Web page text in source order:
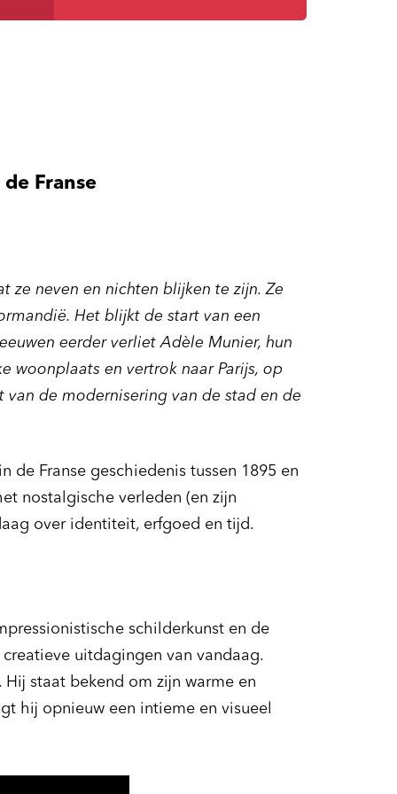
Franse
ze neven en nichten blijken te zijn. Ze
Het blijkt de start van een
eerder verliet Adèle Munier, hun
woonplaats en vertrok naar Parijs, op
de modernisering van de stad en de
de Franse geschiedenis tussen 1895 en
nostalgische verleden (en zijn
over identiteit, erfgoed en tijd.
schilderkunst en de
uitdagingen van vandaag.
. Hij staat bekend om zijn warme en
hij opnieuw een intieme en visueel